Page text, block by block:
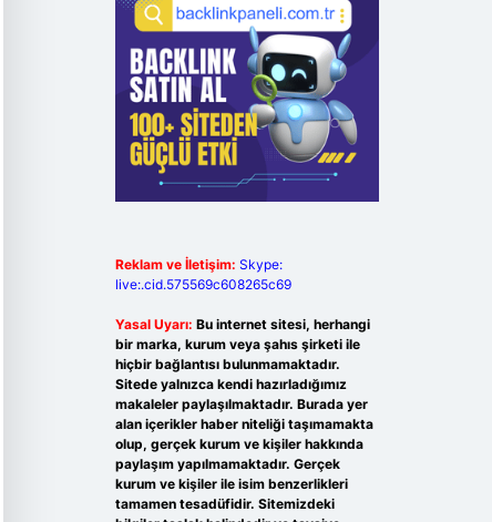
Reklam ve İletişim: Skype:
live:.cid.575569c608265c69
Yasal Uyarı: Bu internet sitesi, herhangi
bir marka, kurum veya şahıs şirketi ile
hiçbir bağlantısı bulunmamaktadır.
Sitede yalnızca kendi hazırladığımız
makaleler paylaşılmaktadır. Burada yer
alan içerikler haber niteliği taşımamakta
olup, gerçek kurum ve kişiler hakkında
paylaşım yapılmamaktadır. Gerçek
kurum ve kişiler ile isim benzerlikleri
tamamen tesadüfidir. Sitemizdeki